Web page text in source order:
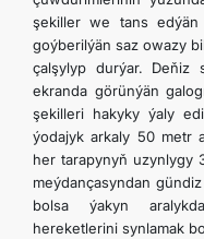
şekiller we tans edýän
goýberilýän saz owazy
çalşylyp durýar. Deňiz
ekranda görünýän
şekilleri hakyky ýaly
ýodajyk arkaly 50 metr
her tarapynyň uzynlygy
meýdançasyndan
bolsa ýakyn
hereketlerini synlamak